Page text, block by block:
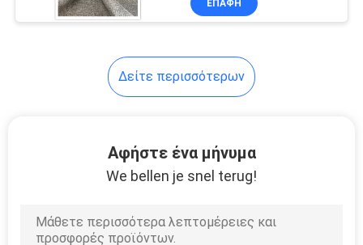
ΕΠΑΦΉ
Δείτε περισσότερων
Αφήστε ένα μήνυμα
We bellen je snel terug!